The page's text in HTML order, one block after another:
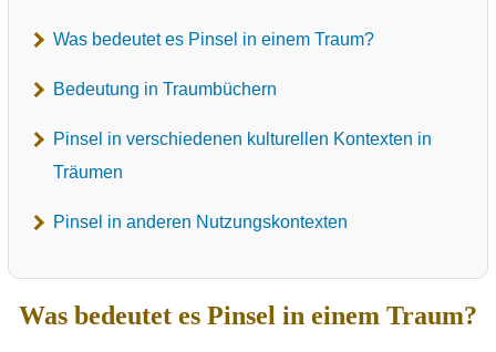
Was bedeutet es Pinsel in einem Traum?
Bedeutung in Traumbüchern
Pinsel in verschiedenen kulturellen Kontexten in
Träumen
Pinsel in anderen Nutzungskontexten
Was bedeutet es Pinsel in einem Traum?